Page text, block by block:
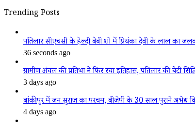
Trending Posts
पतिलार सीएचसी के हेल्दी बेबी शो में प्रियंका देवी के लाल का
36 seconds ago
ग्रामीण अंचल की प्रतिभा ने फिर रचा इतिहास, पतिलार की बेटी
3 days ago
बांकीपुर में जन सुराज का परचम, बीजेपी के 30 साल पुराने अभेद्य
4 days ago